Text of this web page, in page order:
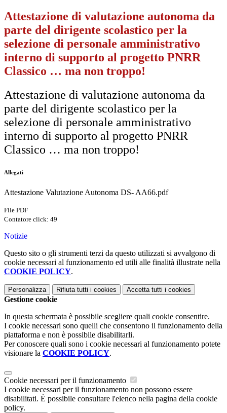
Attestazione di valutazione autonoma da
parte del dirigente scolastico per la
selezione di personale amministrativo
interno di supporto al progetto PNRR
Classico … ma non troppo!
Attestazione di valutazione autonoma da
parte del dirigente scolastico per la
selezione di personale amministrativo
interno di supporto al progetto PNRR
Classico … ma non troppo!
Allegati
Attestazione Valutazione Autonoma DS- AA66.pdf
File PDF
Contatore click: 49
Notizie
Questo sito o gli strumenti terzi da questo utilizzati si avvalgono di
cookie necessari al funzionamento ed utili alle finalità illustrate nella
COOKIE POLICY.
Personalizza Rifiuta tutti i cookies Accetta tutti i cookies
Gestione cookie
In questa schermata è possibile scegliere quali cookie consentire.
I cookie necessari sono quelli che consentono il funzionamento della
piattaforma e non è possibile disabilitarli.
Per conoscere quali sono i cookie necessari al funzionamento potete
visionare la COOKIE POLICY.
Cookie necessari per il funzionamento
I cookie necessari per il funzionamento non possono essere
disabilitati. È possibile consultare l'elenco nella pagina della cookie
policy.